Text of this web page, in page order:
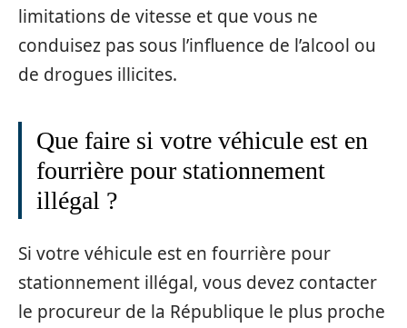
limitations de vitesse et que vous ne
conduisez pas sous l’influence de l’alcool ou
de drogues illicites.
Que faire si votre véhicule est en
fourrière pour stationnement
illégal ?
Si votre véhicule est en fourrière pour
stationnement illégal, vous devez contacter
le procureur de la République le plus proche